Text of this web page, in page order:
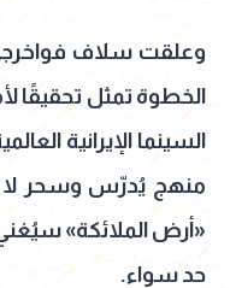
وعلقت سلاف
الخطوة تمثل تحقيقًا
السينما الإيرانية
منهج يُدرّس وسحر لا
«أرض الملائكة»
حد سواء.